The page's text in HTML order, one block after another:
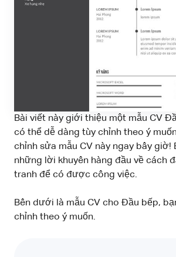
Bài viết này giới thiệu một mẫu CV
có thể dễ dàng tùy chỉnh theo ý
chỉnh sửa mẫu CV này ngay bây giờ!
những lời khuyên hàng đầu về cách
tranh để có được công việc.
Bên dưới là mẫu CV cho Đầu bếp,
chỉnh theo ý muốn.